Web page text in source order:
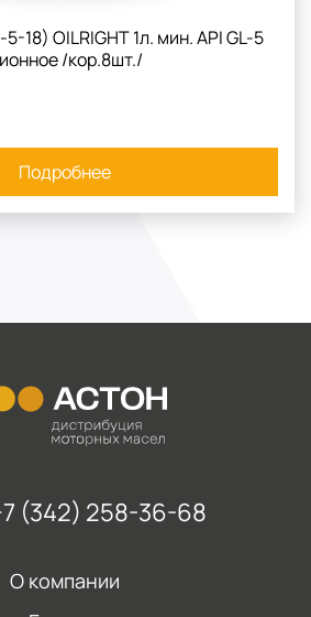
OILRIGHT 1л. мин. API GL-5
/кор.8шт./
Подробнее
(342) 258-36-68
О компании